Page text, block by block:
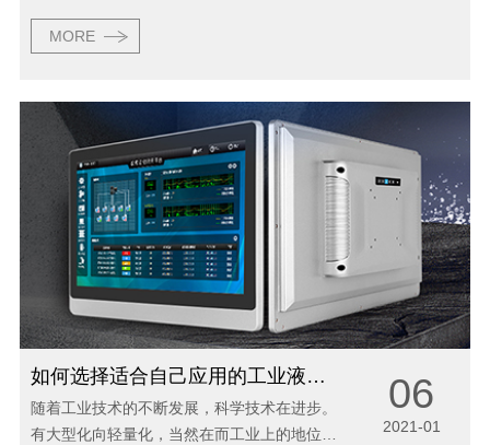
旋进各个孔眼，并确认是否拧紧; 3、清洁嵌入
式工控一体机屏幕前，要先停止使用设备并拔
MORE
如何选择适合自己应用的工业液晶显示器
随着工业技术的不断发展，科学技术在进步。
有大型化向轻量化，当然在而工业上的地位也
06
2021-01